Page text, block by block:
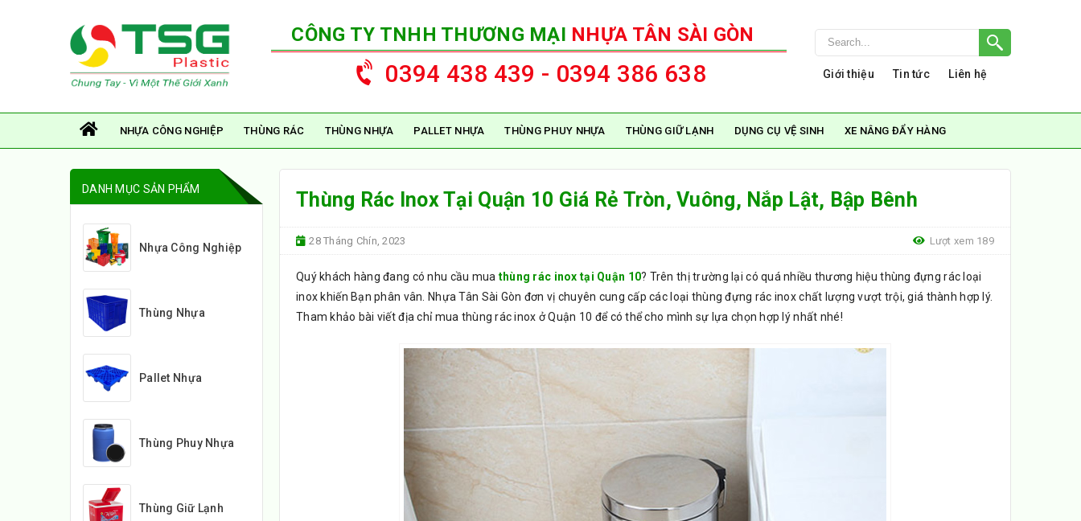
CÔNG TY TNHH THƯƠNG MẠI NHỰA TÂN SÀI GÒN
0394 438 439 - 0394 386 638 Giới thiệu Tin tức Liên hệ
NHỰA CÔNG NGHIỆP THÙNG RÁC THÙNG NHỰA PALLET NHỰA THÙNG PHUY NHỰA THÙNG GIỮ LẠNH DỤNG CỤ VỆ SINH XE NÂNG ĐẨY HÀNG
Thùng Rác Inox Tại Quận 10 Giá Rẻ Tròn, Vuông, Nắp Lật, Bập Bênh
28 Tháng Chín, 2023 Lượt xem 189
Quý khách hàng đang có nhu cầu mua thùng rác inox tại Quận 10? Trên thị trường lại có quá nhiều thương hiệu thùng đựng rác loại
inox khiến Bạn phân vân. Nhựa Tân Sài Gòn đơn vị chuyên cung cấp các loại thùng đựng rác inox chất lượng vượt trội, giá thành hợp lý.
Tham khảo bài viết địa chỉ mua thùng rác inox ở Quận 10 để có thể cho mình sự lựa chọn hợp lý nhất nhé!
DANH MỤC SẢN PHẨM
Nhựa Công Nghiệp
Thùng Nhựa
Pallet Nhựa
Thùng Phuy Nhựa
Thùng Giữ Lạnh